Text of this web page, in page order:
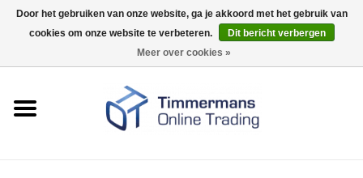
0 Artikelen - €0,00
Door het gebruiken van onze website, ga je akkoord met het gebruik van
cookies om onze website te verbeteren.
Dit bericht verbergen
Meer over cookies »